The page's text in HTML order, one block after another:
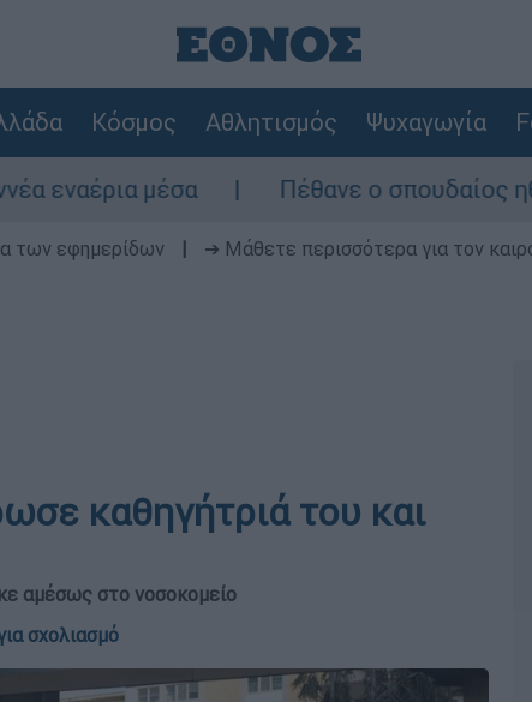
Κόσμος Αθλητισμός Ψυχαγωγία
μέσα Πέθανε ο σπουδαίος
των εφημερίδων ➔ Μάθετε περισσότερα για τον
καθηγήτριά του και
αμέσως στο νοσοκομείο
σχολιασμό